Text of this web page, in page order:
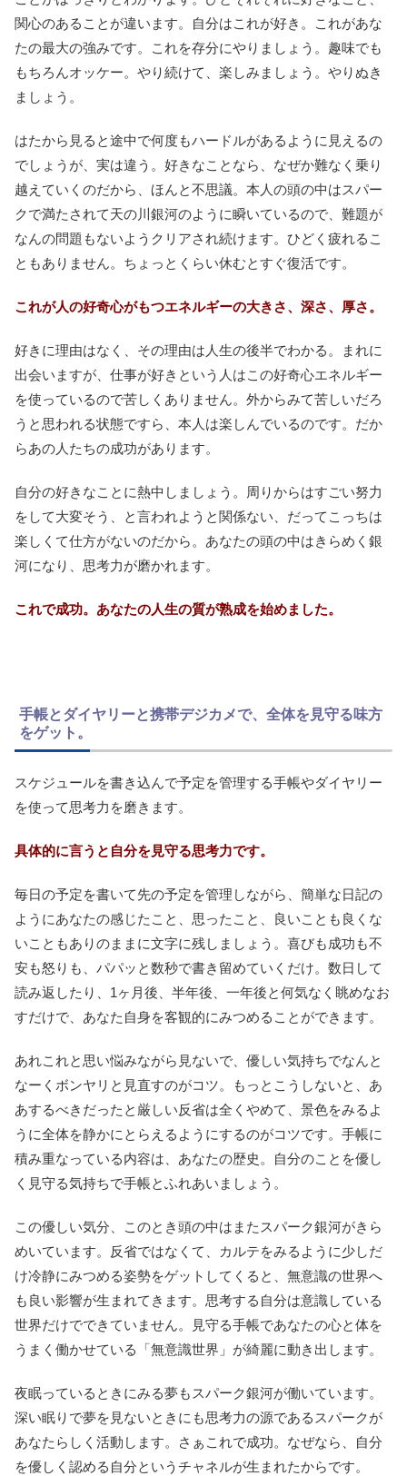
関心のあることが違います。自分はこれが好き。これがあな
たの最大の強みです。これを存分にやりましょう。趣味でも
もちろんオッケー。やり続けて、楽しみましょう。やりぬき
ましょう。
はたから見ると途中で何度もハードルがあるように見えるの
でしょうが、実は違う。好きなことなら、なぜか難なく乗り
越えていくのだから、ほんと不思議。本人の頭の中はスパー
クで満たされて天の川銀河のように瞬いているので、難題が
なんの問題もないようクリアされ続けます。ひどく疲れるこ
ともありません。ちょっとくらい休むとすぐ復活です。
これが人の好奇心がもつエネルギーの大きさ、深さ、厚さ。
好きに理由はなく、その理由は人生の後半でわかる。まれに
出会いますが、仕事が好きという人はこの好奇心エネルギー
を使っているので苦しくありません。外からみて苦しいだろ
うと思われる状態ですら、本人は楽しんでいるのです。だか
らあの人たちの成功があります。
自分の好きなことに熱中しましょう。周りからはすごい努力
をして大変そう、と言われようと関係ない、だってこっちは
楽しくて仕方がないのだから。あなたの頭の中はきらめく銀
河になり、思考力が磨かれます。
これで成功。あなたの人生の質が熟成を始めました。
手帳とダイヤリーと携帯デジカメで、全体を見守る味方
をゲット。
スケジュールを書き込んで予定を管理する手帳やダイヤリー
を使って思考力を磨きます。
具体的に言うと自分を見守る思考力です。
毎日の予定を書いて先の予定を管理しながら、簡単な日記の
ようにあなたの感じたこと、思ったこと、良いことも良くな
いこともありのままに文字に残しましょう。喜びも成功も不
安も怒りも、パパッと数秒で書き留めていくだけ。数日して
読み返したり、1ヶ月後、半年後、一年後と何気なく眺めなお
すだけで、あなた自身を客観的にみつめることができます。
あれこれと思い悩みながら見ないで、優しい気持ちでなんと
なーくボンヤリと見直すのがコツ。もっとこうしないと、あ
あするべきだったと厳しい反省は全くやめて、景色をみるよ
うに全体を静かにとらえるようにするのがコツです。手帳に
積み重なっている内容は、あなたの歴史。自分のことを優し
く見守る気持ちで手帳とふれあいましょう。
この優しい気分、このとき頭の中はまたスパーク銀河がきら
めいています。反省ではなくて、カルテをみるように少しだ
け冷静にみつめる姿勢をゲットしてくると、無意識の世界へ
も良い影響が生まれてきます。思考する自分は意識している
世界だけでできていません。見守る手帳であなたの心と体を
うまく働かせている「無意識世界」が綺麗に動き出します。
夜眠っているときにみる夢もスパーク銀河が働いています。
深い眠りで夢を見ないときにも思考力の源であるスパークが
あなたらしく活動します。さぁこれで成功。なぜなら、自分
を優しく認める自分というチャネルが生まれたからです。